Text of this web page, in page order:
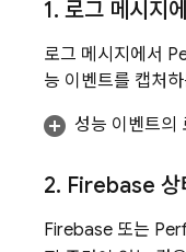
1. 로그 메시지
로그 메시지에서
능 이벤트를 캡처
성능 이벤트의
2. Firebase 상
Firebase 또는